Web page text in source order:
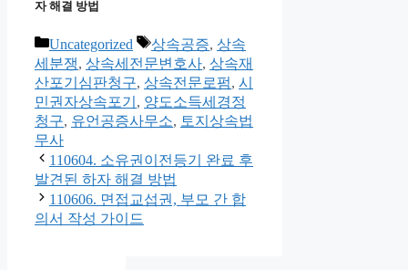
자 해결 방법
Categories
Uncategorized Tags
상속공증, 상속
세분쟁, 상속세전문변호사, 상속재
산포기심판청구, 상속전문로펌, 시
민권자상속포기 , 양도소득세경정
청구, 유언공증사무소, 토지상속법
무사
110604. 소유권이전등기 완료 후
발견된 하자 해결 방법
110606. 면접교섭권, 부모 간 합
의서 작성 가이드